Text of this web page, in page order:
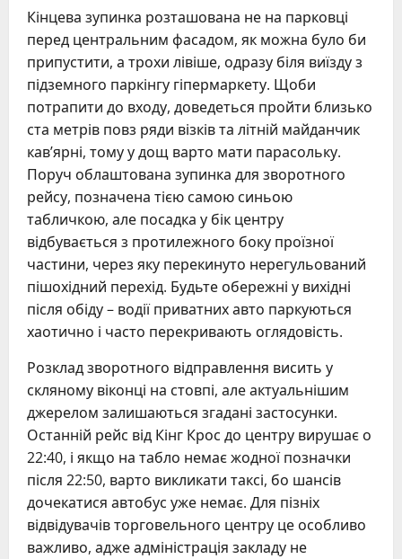
Кінцева зупинка розташована не на парковці
перед центральним фасадом, як можна було би
припустити, а трохи лівіше, одразу біля виїзду з
підземного паркінгу гіпермаркету. Щоби
потрапити до входу, доведеться пройти близько
ста метрів повз ряди візків та літній майданчик
кав’ярні, тому у дощ варто мати парасольку.
Поруч облаштована зупинка для зворотного
рейсу, позначена тією самою синьою
табличкою, але посадка у бік центру
відбувається з протилежного боку проїзної
частини, через яку перекинуто нерегульований
пішохідний перехід. Будьте обережні у вихідні
після обіду – водії приватних авто паркуються
хаотично і часто перекривають оглядовість.
Розклад зворотного відправлення висить у
скляному віконці на стовпі, але актуальнішим
джерелом залишаються згадані застосунки.
Останній рейс від Кінг Крос до центру вирушає о
22:40, і якщо на табло немає жодної позначки
після 22:50, варто викликати таксі, бо шансів
дочекатися автобус уже немає. Для пізніх
відвідувачів торговельного центру це особливо
важливо, адже адміністрація закладу не